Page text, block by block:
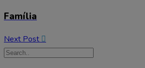
Família
Next Post